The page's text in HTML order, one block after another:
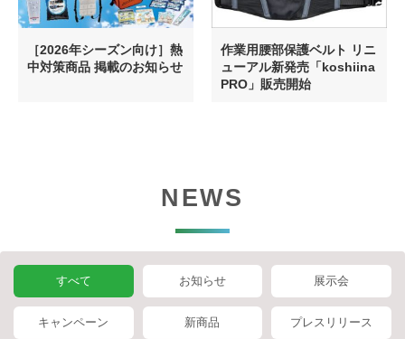
［2026年シーズン向け］熱
中対策商品 掲載のお知らせ
作業用腰部保護ベルト リニ
ューアル新発売「koshiina
PRO」販売開始
NEWS
すべて お知らせ 展示会
キャンペーン 新商品 プレスリリース